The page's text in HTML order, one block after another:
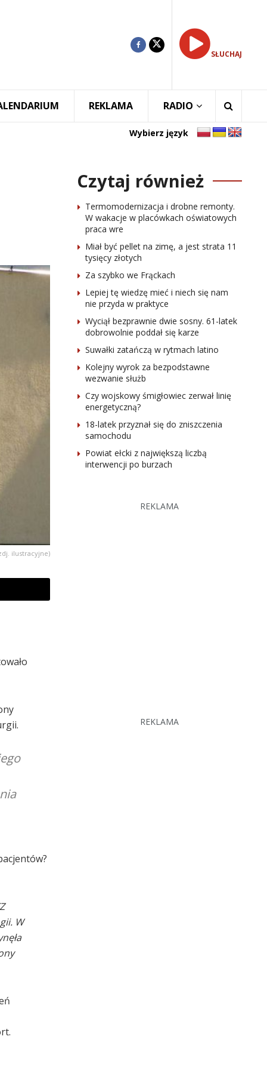
SŁUCHAJ
REKLAMA RADIO
Wybierz język
ilustracyjne)
W
Czytaj również
Termomodernizacja i drobne remonty.
W wakacje w placówkach oświatowych
praca wre
Miał być pellet na zimę, a jest strata 11
tysięcy złotych
Za szybko we Frąckach
Lepiej tę wiedzę mieć i niech się nam
nie przyda w praktyce
Wyciął bezprawnie dwie sosny. 61-latek
dobrowolnie poddał się karze
Suwałki zatańczą w rytmach latino
Kolejny wyrok za bezpodstawne
wezwanie służb
Czy wojskowy śmigłowiec zerwał linię
energetyczną?
18-latek przyznał się do zniszczenia
samochodu
Powiat ełcki z największą liczbą
interwencji po burzach
REKLAMA
REKLAMA